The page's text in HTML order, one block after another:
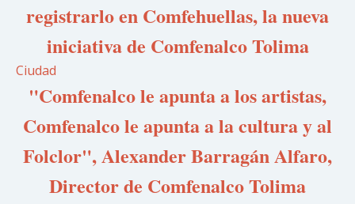
registrarlo en Comfehuellas, la nueva
iniciativa de Comfenalco Tolima
Ciudad
"Comfenalco le apunta a los artistas,
Comfenalco le apunta a la cultura y al
Folclor", Alexander Barragán Alfaro,
Director de Comfenalco Tolima